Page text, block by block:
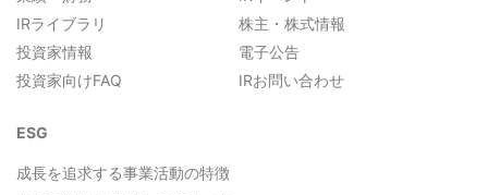
IRライブラリ
株主・株式情報
投資家情報
電子公告
投資家向けFAQ
IRお問い合わせ
ESG
成長を追求する事業活動の特徴